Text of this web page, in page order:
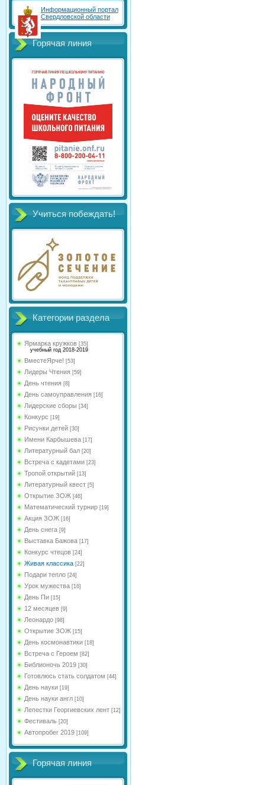
Информационный портал
Свердловской области
Горячая линия
Учиться побеждать!
Категории раздела
Ярмарка кружков [35]
учебный год 2018-2019
ВместеЯрче! [53]
Лидеры Чтения [59]
День чтения [8]
День самоуправления [16]
Лидерские сборы [34]
Конкурс [19]
Рисунки детей [30]
Имени Карбышева [17]
Литературный бал [20]
Встреча с кадетами [23]
Тропой открытий [13]
Литературный квест [5]
Открытие ЗОЖ [46]
Математический турнир [19]
Акция ЗОЖ [16]
День снега [9]
Выставка Бажова [17]
Конкурс чтецов [24]
Живая классика [22]
Подари тепло [24]
Урок мужества [16]
День Пи [15]
12 месяцев [9]
Леонардо [98]
Открытие ЗОЖ [15]
День космонавтики [18]
Встреча с Героем [82]
Библионочь 2019 [30]
Готовлюсь стать солдатом [44]
День науки [19]
День науки англ [10]
Лепестки Георгиевских лент [12]
Фестиваль [20]
Автопробег 2019 [109]
Горячая линия